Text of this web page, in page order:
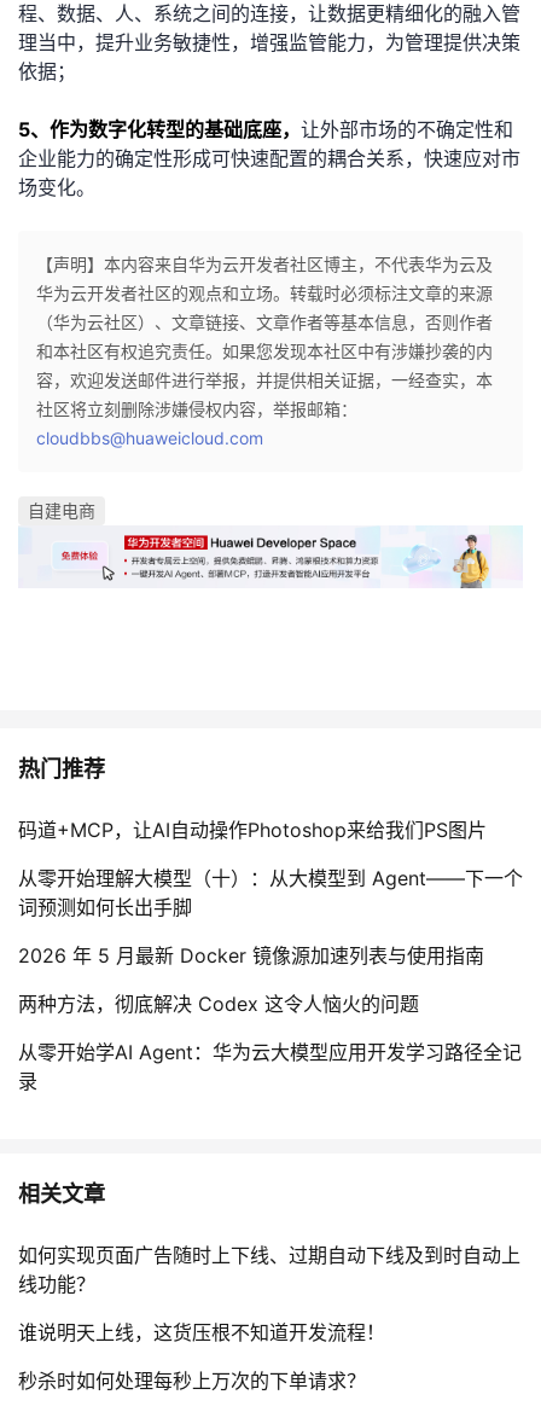
程、数据、人、系统之间的连接，让数据更精细化的融入管
理当中，提升业务敏捷性，增强监管能力，为管理提供决策
依据；
5、作为数字化转型的基础底座， 让外部市场的不确定性和
企业能力的确定性形成可快速配置的耦合关系，快速应对市
场变化。
【声明】本内容来自华为云开发者社区博主，不代表华为云及
华为云开发者社区的观点和立场。转载时必须标注文章的来源
（华为云社区）、文章链接、文章作者等基本信息，否则作者
和本社区有权追究责任。如果您发现本社区中有涉嫌抄袭的内
容，欢迎发送邮件进行举报，并提供相关证据，一经查实，本
社区将立刻删除涉嫌侵权内容，举报邮箱：
cloudbbs@huaweicloud.com
自建电商
热门推荐
码道+MCP，让AI自动操作Photoshop来给我们PS图片
从零开始理解大模型（十）：从大模型到 Agent——下一个
词预测如何长出手脚
2026 年 5 月最新 Docker 镜像源加速列表与使用指南
两种方法，彻底解决 Codex 这令人恼火的问题
从零开始学AI Agent：华为云大模型应用开发学习路径全记
录
相关文章
如何实现页面广告随时上下线、过期自动下线及到时自动上
线功能？
谁说明天上线，这货压根不知道开发流程！
秒杀时如何处理每秒上万次的下单请求？